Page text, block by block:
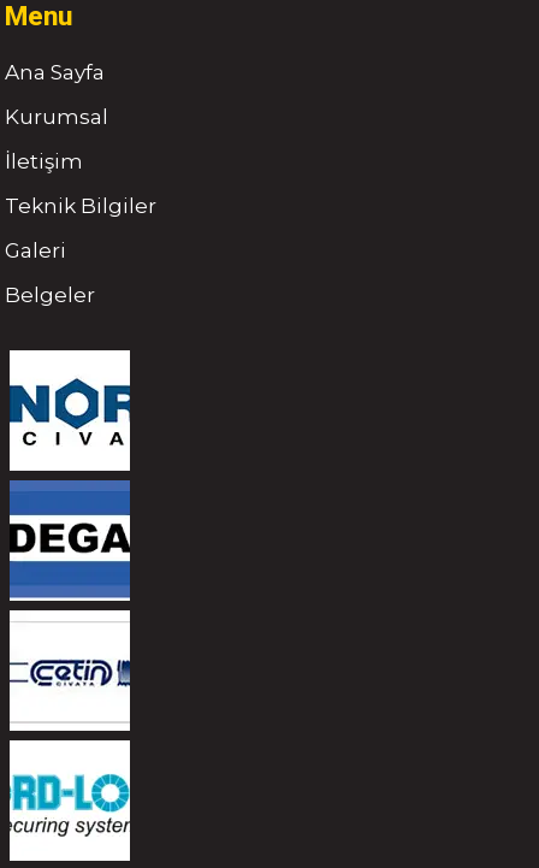
Menu
Ana Sayfa
Kurumsal
İletişim
Teknik Bilgiler
Galeri
Belgeler